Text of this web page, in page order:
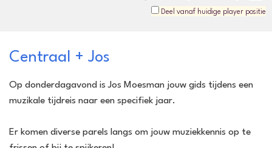
Deel vanaf huidige player positie
Centraal + Jos
Op donderdagavond is Jos Moesman jouw gids tijdens een
muzikale tijdreis naar een specifiek jaar.
Er komen diverse parels langs om jouw muziekkennis op te